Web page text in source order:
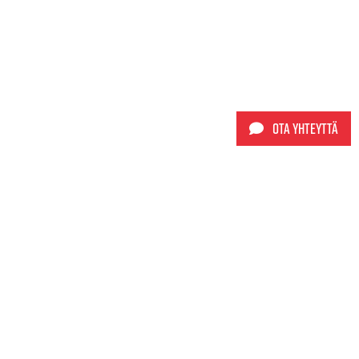
Ota yhteyttä